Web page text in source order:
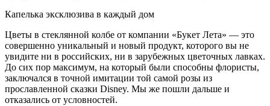
Капелька эксклюзива в каждый дом
Цветы в стеклянной колбе от компании «Букет Лета» — это
совершенно уникальный и новый продукт, которого вы не
увидите ни в российских, ни в зарубежных цветочных лавках.
До сих пор максимум, на который были способны флористы,
заключался в точной имитации той самой розы из
прославленной сказки Disney. Мы же пошли дальше и
отказались от условностей.